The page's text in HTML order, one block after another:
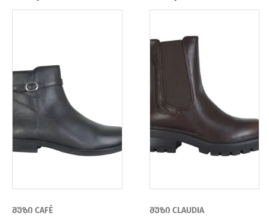
შუზი CAFÉ
შუზი CLAUDIA